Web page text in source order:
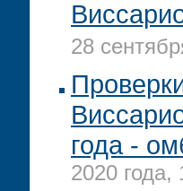
28
года -
2020 года,